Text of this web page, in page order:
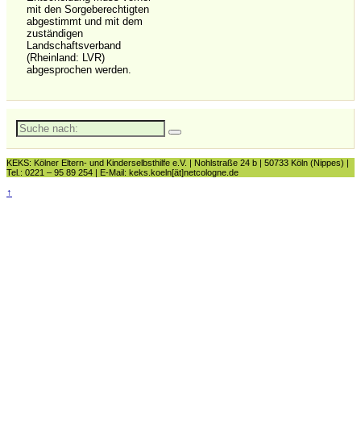
mit den Sorgeberechtigten
abgestimmt und mit dem
zuständigen
Landschaftsverband
(Rheinland: LVR)
abgesprochen werden.
Suche
nach:
KEKS: Kölner Eltern- und Kinderselbsthilfe e.V. | Nohlstraße 24 b | 50733 Köln (Nippes) |
Tel.: 0221 – 95 89 254 | E-Mail: keks.koeln[ät]netcologne.de
↑